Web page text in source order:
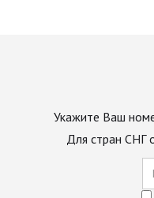
Укажите Ваш
Для стран СНГ